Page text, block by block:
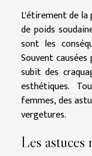
L'étirement de
de poids
sont les
Souvent
subit des
esthétiques.
femmes, des
vergetures.
Les astuces